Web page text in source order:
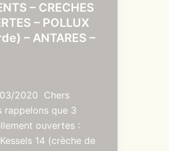
– CRECHES
– POLLUX
– ANTARES –
2020 Chers
rappelons que 3
ouvertes :
14 (crèche de